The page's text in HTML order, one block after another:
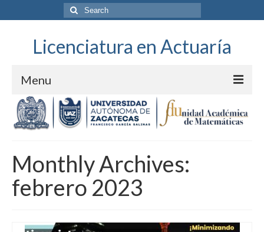
Search
for:
Licenciatura en Actuaría
Menu
Unidad Académica
Monthly Archives:
febrero 2023